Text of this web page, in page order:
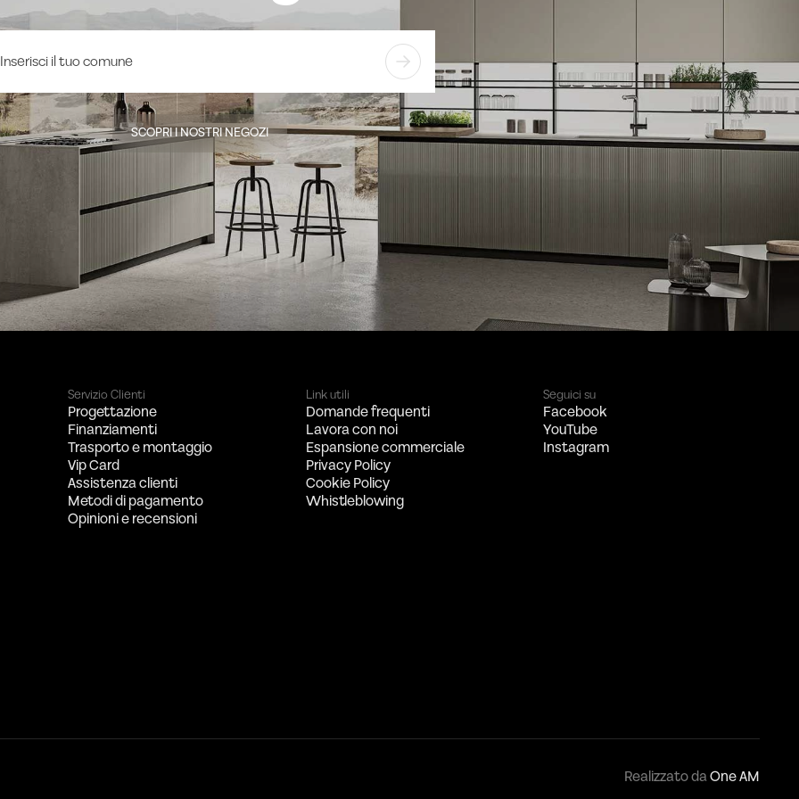
SCOPRI I NOSTRI NEGOZI
Servizio Clienti
Progettazione
Finanziamenti
Trasporto e montaggio
Vip Card
Assistenza clienti
Metodi di pagamento
Opinioni e recensioni
Link utili
Domande frequenti
Lavora con noi
Espansione commerciale
Privacy Policy
Cookie Policy
Whistleblowing
Seguici su
Facebook
YouTube
Instagram
Realizzato daOne AM